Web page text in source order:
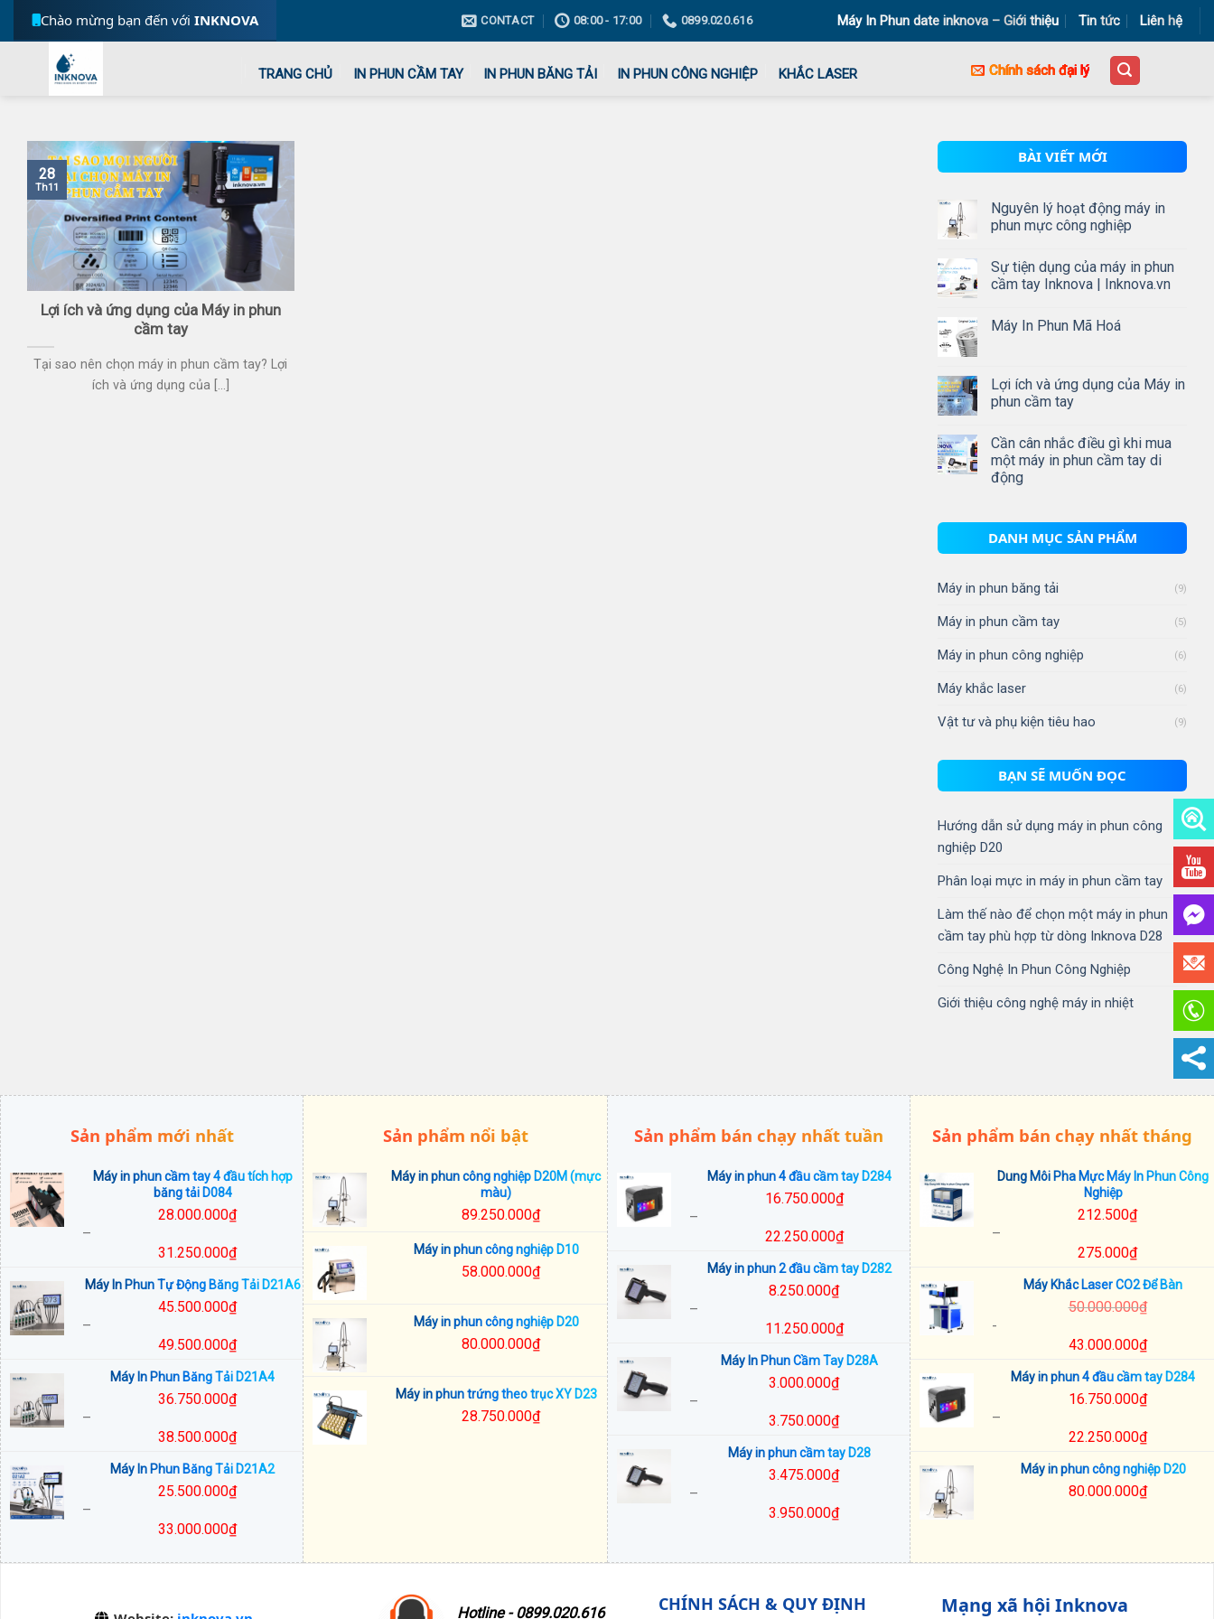
Chào mừng bạn đến với INKNOVA CONTACT 08:00 - 17:00 0899.020.616 Máy In Phun date inknova – Giới thiệu Tin tức Liên hệ
TRANG CHỦ IN PHUN CẦM TAY IN PHUN BĂNG TẢI IN PHUN CÔNG NGHIỆP KHẮC LASER Chính sách đại lý
Lợi ích và ứng dụng của Máy in phun
cầm tay
Tại sao nên chọn máy in phun cầm tay? Lợi
ích và ứng dụng của [...]
28
Th11
BÀI VIẾT MỚI
Nguyên lý hoạt động máy in
phun mực công nghiệp
Sự tiện dụng của máy in phun
cầm tay Inknova | Inknova.vn
Máy In Phun Mã Hoá
Lợi ích và ứng dụng của Máy in
phun cầm tay
Cần cân nhắc điều gì khi mua
một máy in phun cầm tay di
động
DANH MỤC SẢN PHẨM
Máy in phun băng tải (9)
Máy in phun cầm tay (5)
Máy in phun công nghiệp (6)
Máy khắc laser (6)
Vật tư và phụ kiện tiêu hao (9)
BẠN SẼ MUỐN ĐỌC
Hướng dẫn sử dụng máy in phun công
nghiệp D20
Phân loại mực in máy in phun cầm tay
Làm thế nào để chọn một máy in phun
cầm tay phù hợp từ dòng Inknova D28
Công Nghệ In Phun Công Nghiệp
Giới thiệu công nghệ máy in nhiệt
Sản phẩm mới nhất
Máy in phun cầm tay 4 đầu tích hợp
băng tải D084
28.000.000₫
–
31.250.000₫
giá:
28.000.000₫
Máy In Phun Tự Động Băng Tải D21A6
45.500.000₫
–
49.500.000₫
45.500.000₫
Máy In Phun Băng Tải D21A4
36.750.000₫
–
38.500.000₫
36.750.000₫
Máy In Phun Băng Tải D21A2
25.500.000₫
–
33.000.000₫
giá:
Sản phẩm nổi bật
Máy in phun công nghiệp D20M (mực
màu)
89.250.000₫
Máy in phun công nghiệp D10
58.000.000₫
Máy in phun công nghiệp D20
80.000.000₫
Máy in phun trứng theo trục XY D23
28.750.000₫
Sản phẩm bán chạy nhất tuần
Máy in phun 4 đầu cầm tay D284
16.750.000₫
–
22.250.000₫
giá:
16.750.000₫
Máy in phun 2 đầu cầm tay D282
8.250.000₫
–
11.250.000₫
8.250.000₫
Máy In Phun Cầm Tay D28A
3.000.000₫
–
3.750.000₫
3.000.000₫
Máy in phun cầm tay D28
3.475.000₫
–
3.950.000₫
từ
đến
Sản phẩm bán chạy nhất tháng
Dung Môi Pha Mực Máy In Phun Công
Nghiệp
212.500₫
–
275.000₫
212.500₫
Máy Khắc Laser CO2 Để Bàn
50.000.000₫
-
43.000.000₫
Máy in phun 4 đầu cầm tay D284
16.750.000₫
–
22.250.000₫
Máy in phun công nghiệp D20
80.000.000₫
Hotline - 0899.020.616 CHÍNH SÁCH & QUY ĐỊNH Mạng xã hội Inknova